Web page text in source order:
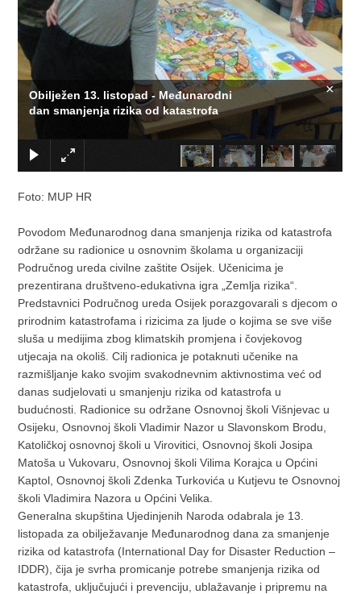
Obilježen 13. listopad - Međunarodni
dan smanjenja rizika od katastrofa
×
Foto: MUP HR
Povodom Međunarodnog dana smanjenja rizika od katastrofa
održane su radionice u osnovnim školama u organizaciji
Područnog ureda civilne zaštite Osijek. Učenicima je
prezentirana društveno-edukativna igra „Zemlja rizika“.
Predstavnici Područnog ureda Osijek porazgovarali s djecom o
prirodnim katastrofama i rizicima za ljude o kojima se sve više
sluša u medijima zbog klimatskih promjena i čovjekovog
utjecaja na okoliš. Cilj radionica je potaknuti učenike na
razmišljanje kako svojim svakodnevnim aktivnostima već od
danas sudjelovati u smanjenju rizika od katastrofa u
budućnosti. Radionice su održane Osnovnoj školi Višnjevac u
Osijeku, Osnovnoj školi Vladimir Nazor u Slavonskom Brodu,
Katoličkoj osnovnoj školi u Virovitici, Osnovnoj školi Josipa
Matoša u Vukovaru, Osnovnoj školi Vilima Korajca u Općini
Kaptol, Osnovnoj školi Zdenka Turkovića u Kutjevu te Osnovnoj
školi Vladimira Nazora u Općini Velika.
Generalna skupština Ujedinjenih Naroda odabrala je 13.
listopada za obilježavanje Međunarodnog dana za smanjenje
rizika od katastrofa (International Day for Disaster Reduction –
IDDR), čija je svrha promicanje potrebe smanjenja rizika od
katastrofa, uključujući i prevenciju, ublažavanje i pripremu na